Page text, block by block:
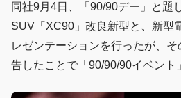
同社9月4日、「90/90デー」と題
SUV「XC90」改良新型と、新型
レゼンテーションを行ったが、
告したことで「90/90/90イベント